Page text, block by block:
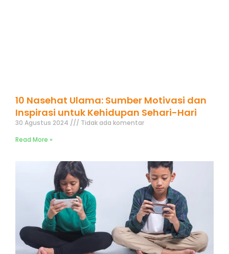
10 Nasehat Ulama: Sumber Motivasi dan
Inspirasi untuk Kehidupan Sehari-Hari
30 Agustus 2024
Tidak ada komentar
Read More »